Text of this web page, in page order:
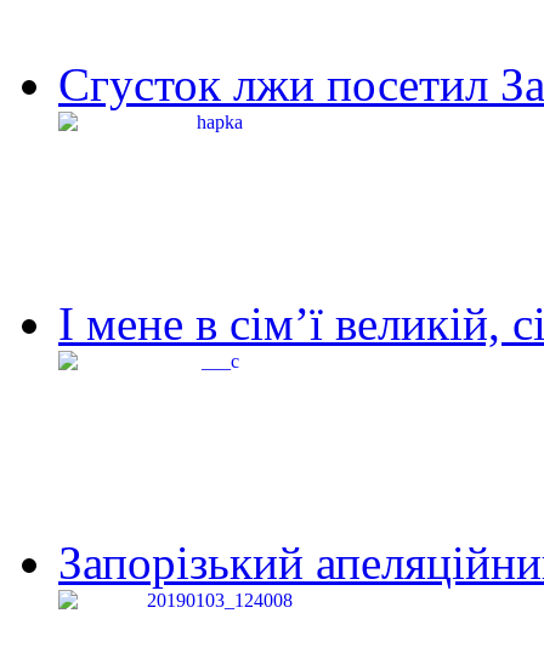
Сгусток лжи посетил
І мене в сім’ї великій,
Запорізький